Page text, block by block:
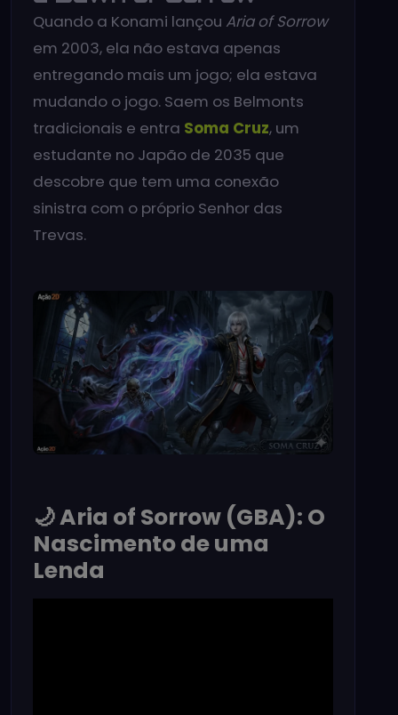
Quando a Konami lançou Aria of Sorrow
em 2003, ela não estava apenas
entregando mais um jogo; ela estava
mudando o jogo. Saem os Belmonts
tradicionais e entra Soma Cruz, um
estudante no Japão de 2035 que
descobre que tem uma conexão
sinistra com o próprio Senhor das
Trevas.
🌙 Aria of Sorrow (GBA): O
Nascimento de uma
Lenda